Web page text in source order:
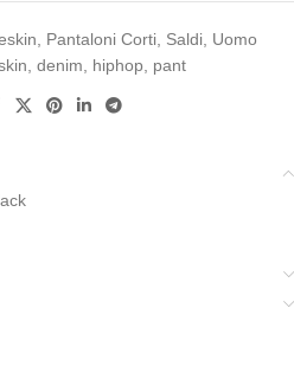
, Pantaloni Corti, Saldi, Uomo
, denim, hiphop, pant